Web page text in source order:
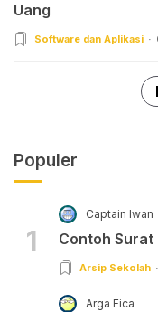
Uang
Software dan Aplikasi
Populer
1
Captain Iwan
Contoh
Arsip Sekolah
Arga Fica